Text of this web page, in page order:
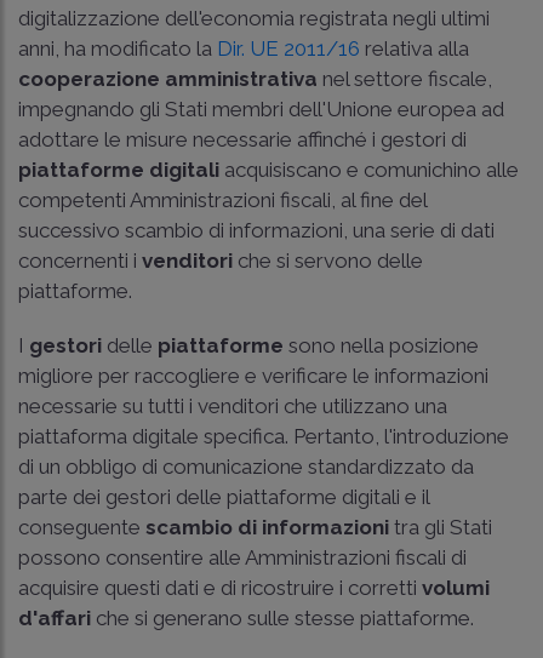
digitalizzazione dell'economia registrata negli ultimi
anni, ha modificato la Dir. UE 2011/16 relativa alla
cooperazione amministrativa nel settore fiscale,
impegnando gli Stati membri dell'Unione europea ad
adottare le misure necessarie affinché i gestori di
piattaforme digitali acquisiscano e comunichino alle
competenti Amministrazioni fiscali, al fine del
successivo scambio di informazioni, una serie di dati
concernenti i venditori che si servono delle
piattaforme.
I gestori delle piattaforme sono nella posizione
migliore per raccogliere e verificare le informazioni
necessarie su tutti i venditori che utilizzano una
piattaforma digitale specifica. Pertanto, l'introduzione
di un obbligo di comunicazione standardizzato da
parte dei gestori delle piattaforme digitali e il
conseguente scambio di informazioni tra gli Stati
possono consentire alle Amministrazioni fiscali di
acquisire questi dati e di ricostruire i corretti volumi
d'affari che si generano sulle stesse piattaforme.